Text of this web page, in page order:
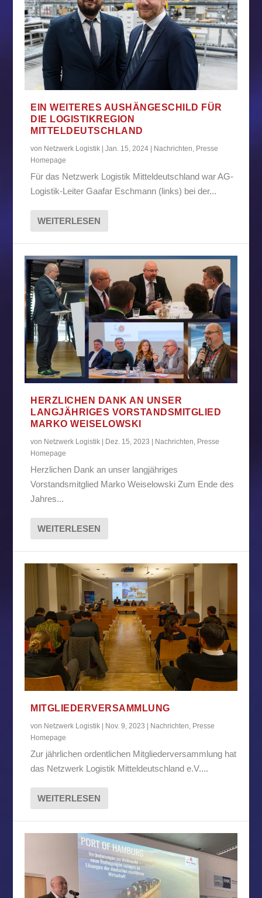
EIN WEITERES AUSHÄNGESCHILD FÜR
DIE LOGISTIKREGION
MITTELDEUTSCHLAND
von Netzwerk Logistik |Jan. 15, 2024 Nachrichten, Presse
Homepage
Für das Netzwerk Logistik Mitteldeutschland war AG-
Logistik-Leiter Gaafar Eschmann (links) bei der...
WEITERLESEN
HERZLICHEN DANK AN UNSER
LANGJÄHRIGES VORSTANDSMITGLIED
MARKO WEISELOWSKI
von Netzwerk Logistik Dez. 15, 2023 Nachrichten, Presse
Homepage
Herzlichen Dank an unser langjähriges
Vorstandsmitglied Marko Weiselowski Zum Ende des
Jahres...
WEITERLESEN
MITGLIEDERVERSAMMLUNG
von Netzwerk Logistik | Nov. 9, 2023 | Nachrichten Presse
Homepage
Zur jährlichen ordentlichen Mitgliederversammlung hat
das Netzwerk Logistik Mitteldeutschland e.V....
WEITERLESEN